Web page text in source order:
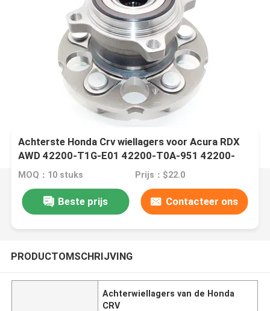
Achterste Honda Crv wiellagers voor Acura RDX
AWD 42200-T1G-E01 42200-T0A-951 42200-
T1G-E02
MOQ：10 stuks Prijs：$22.0
Beste prijs Contacteer ons
PRODUCTOMSCHRIJVING
Achterwiellagers van de Honda
CRV